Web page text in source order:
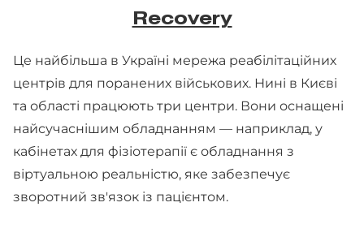
Recovery
Це найбільша в Україні мережа реабілітаційних
центрів для поранених військових. Нині в Києві
та області працюють три центри. Вони оснащені
найсучаснішим обладнанням — наприклад, у
кабінетах для фізіотерапії є обладнання з
віртуальною реальністю, яке забезпечує
зворотний зв'язок із пацієнтом.